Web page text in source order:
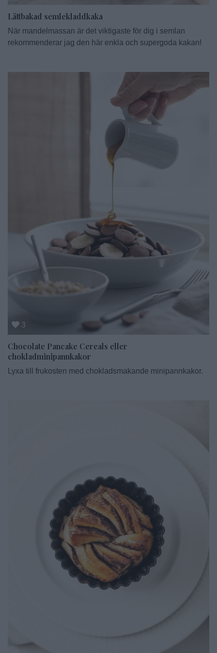
Lättbakad semlekladdkaka
När mandelmassan är det viktigaste för dig i semlan
rekommenderar jag den här enkla och supergoda kakan!
3
Chocolate Pancake Cereals eller
chokladminipannkakor
Lyxa till frukosten med chokladsmakande minipannkakor.